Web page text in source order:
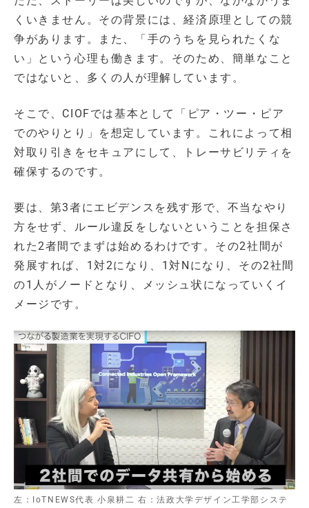
くいきません。その背景には、経済原理としての競
争があります。また、「手のうちを見られたくな
い」という心理も働きます。そのため、簡単なこと
ではないと、多くの人が理解しています。
そこで、CIOFでは基本として「ピア・ツー・ピア
でのやりとり」を想定しています。これによって相
対取り引きをセキュアにして、トレーサビリティを
確保するのです。
要は、第3者にエビデンスを残す形で、不当なやり
方をせず、ルール違反をしないということを担保さ
れた2者間でまずは始めるわけです。その2社間が
発展すれば、1対2になり、1対Nになり、その2社間
の1人がノードとなり、メッシュ状になっていくイ
メージです。
左：IoTNEWS代表 小泉耕二 右：法政大学デザイン工学部システ